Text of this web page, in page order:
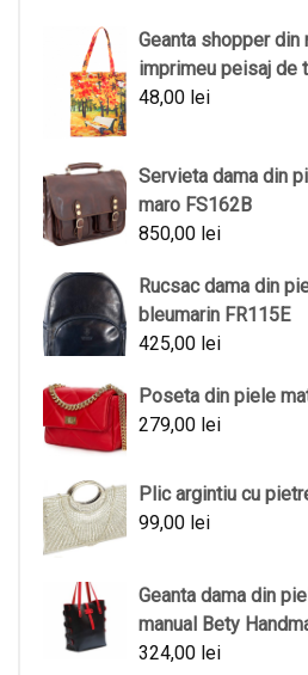
Geanta shopper
imprimeu peisaj de
48,00 lei
Servieta dama din
maro FS162B
850,00 lei
Rucsac dama din
bleumarin FR115E
425,00 lei
Poseta din piele
279,00 lei
Plic argintiu cu
99,00 lei
Geanta dama din
manual Bety
324,00 lei